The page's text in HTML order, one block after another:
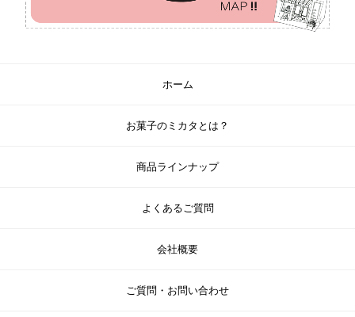
ホーム
お菓子のミカタとは？
商品ラインナップ
よくあるご質問
会社概要
ご質問・お問い合わせ